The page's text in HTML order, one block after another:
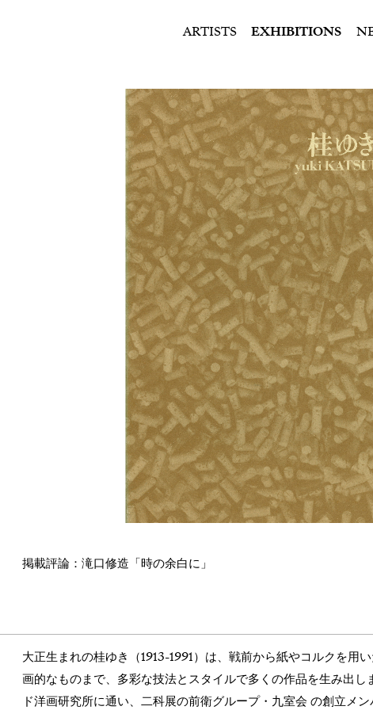
ARTISTS EXHIBITIONS
掲載評論：滝口修造「時の余白に」
大正生まれの桂ゆき（1913-1991）は、戦前から紙やコルクを用
画的なものまで、多彩な技法とスタイルで多くの作品を生み出
ド洋画研究所に通い、二科展の前衛グループ・九室会 の創立メ